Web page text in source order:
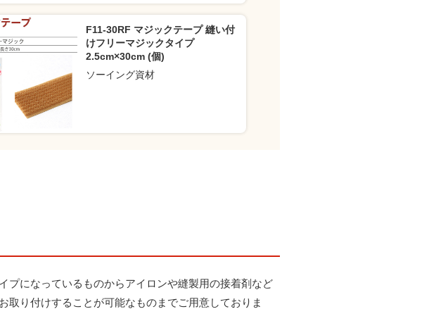
F11-30RF マジックテープ 縫い付
けフリーマジックタイプ
2.5cm×30cm (個)
ソーイング資材
プになっているものからアイロンや縫製用の接着剤など
取り付けすることが可能なものまでご用意しておりま